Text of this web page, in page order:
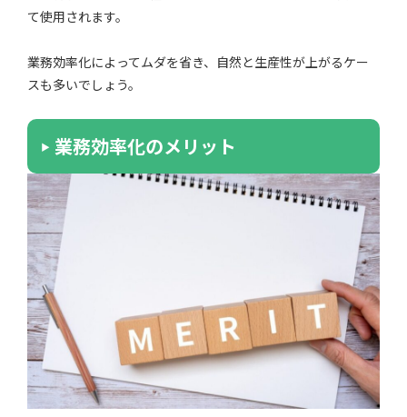
て使用されます。
業務効率化によってムダを省き、自然と生産性が上がるケー
スも多いでしょう。
業務効率化のメリット